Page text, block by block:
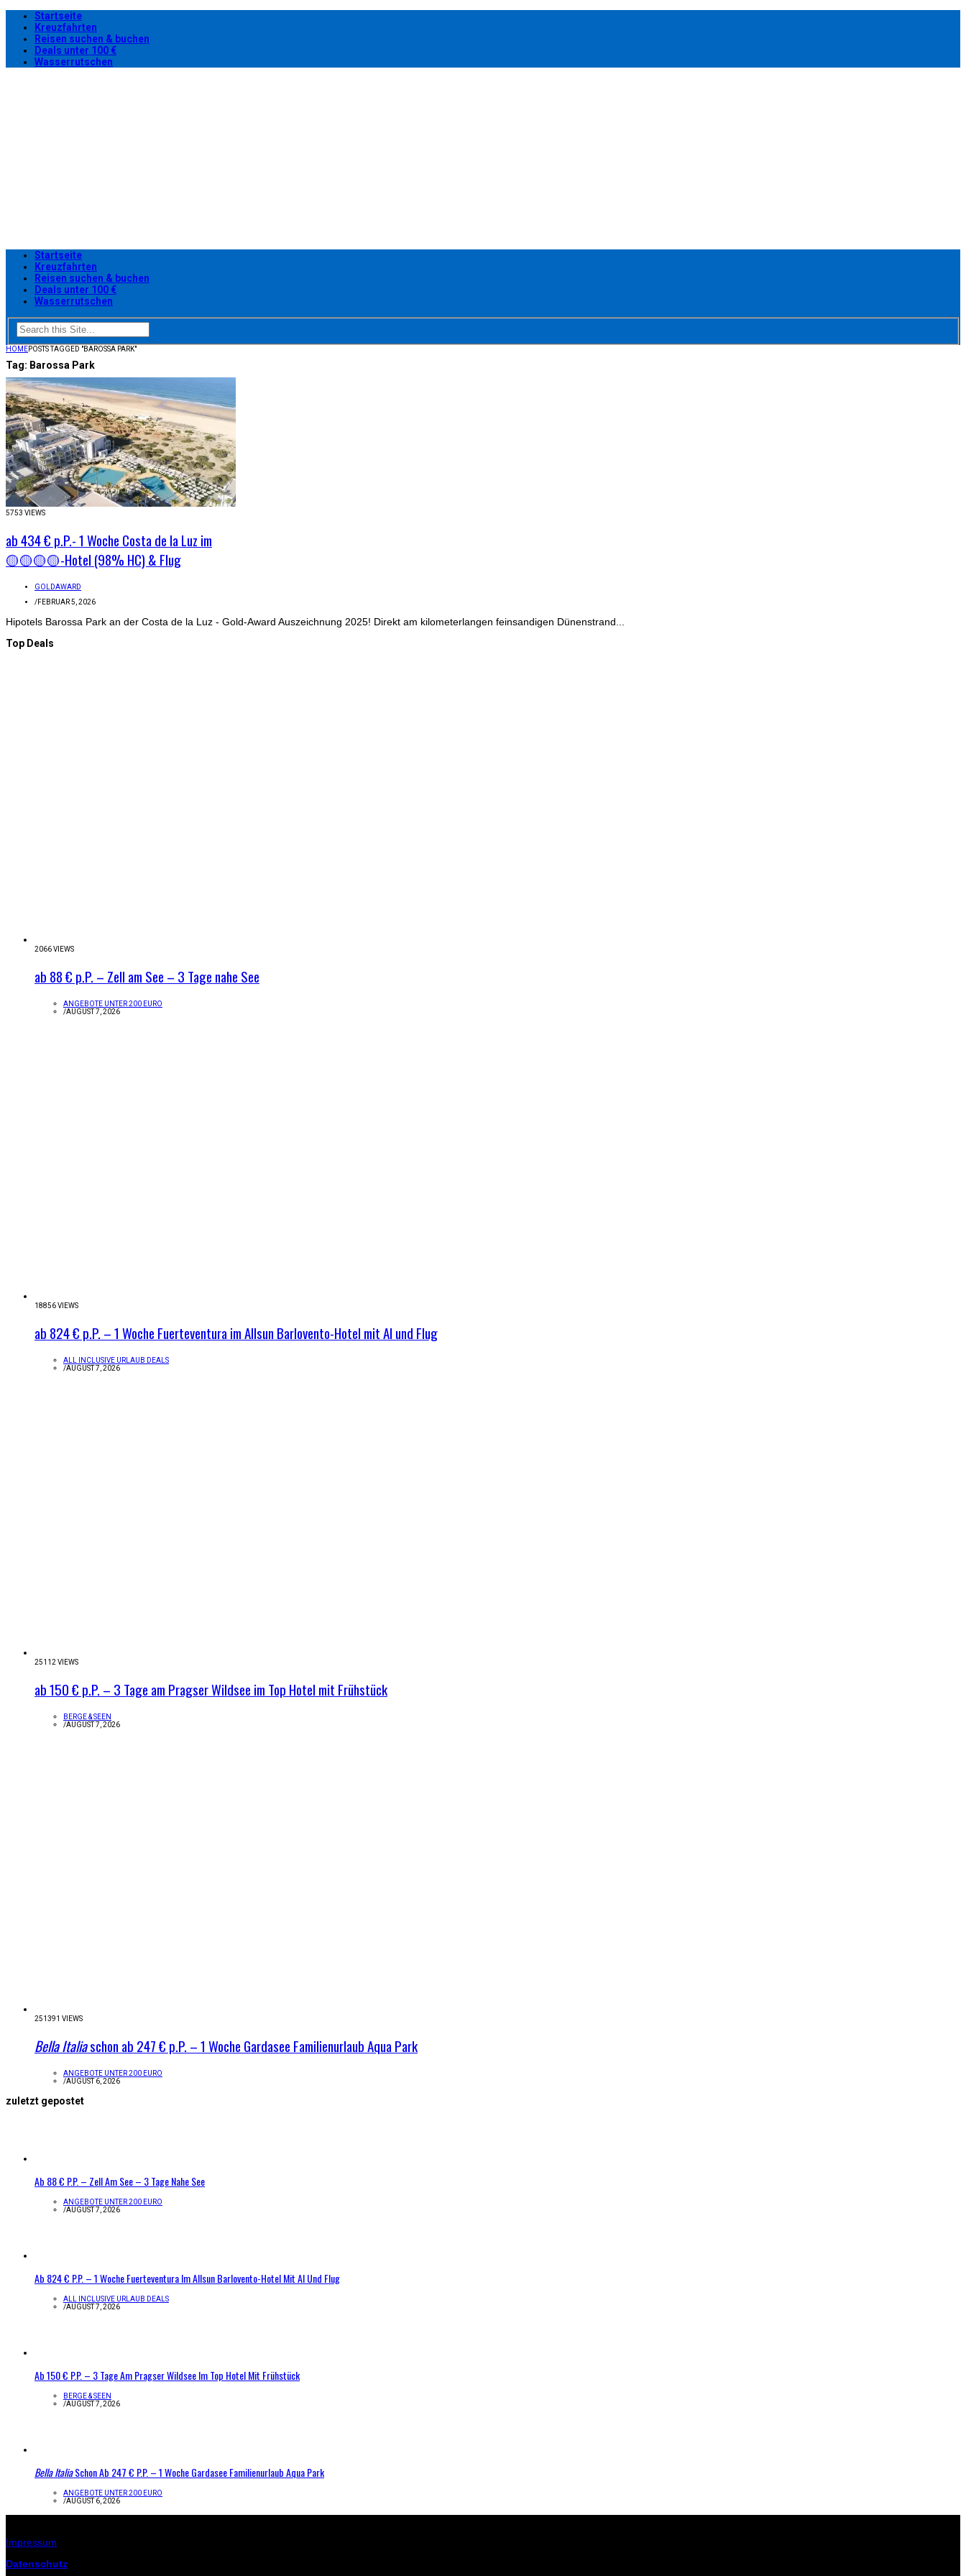
Startseite
Kreuzfahrten
Reisen suchen & buchen
Deals unter 100 €
Wasserrutschen
Startseite
Kreuzfahrten
Reisen suchen & buchen
Deals unter 100 €
Wasserrutschen
HOMEPOSTS TAGGED "BAROSSA PARK"
Tag: Barossa Park
5753 VIEWS
ab 434 € p.P.- 1 Woche Costa de la Luz im
🟡🟡🟡🟡-Hotel (98% HC) & Flug
GOLDAWARD
/FEBRUAR 5, 2026
Hipotels Barossa Park an der Costa de la Luz - Gold-Award Auszeichnung 2025! Direkt am kilometerlangen feinsandigen Dünenstrand...
Top Deals
2066 VIEWS
ab 88 € p.P. – Zell am See – 3 Tage nahe See
ANGEBOTE UNTER 200 EURO
/AUGUST 7, 2026
18856 VIEWS
ab 824 € p.P. – 1 Woche Fuerteventura im Allsun Barlovento-Hotel mit AI und Flug
ALL INCLUSIVE URLAUB DEALS
/AUGUST 7, 2026
25112 VIEWS
ab 150 € p.P. – 3 Tage am Pragser Wildsee im Top Hotel mit Frühstück
BERGE & SEEN
/AUGUST 7, 2026
251391 VIEWS
Bella Italiaschon ab 247 € p.P. – 1 Woche Gardasee Familienurlaub Aqua Park
ANGEBOTE UNTER 200 EURO
/AUGUST 6, 2026
zuletzt gepostet
Ab 88 € P.P. – Zell Am See – 3 Tage Nahe See
ANGEBOTE UNTER 200 EURO
/AUGUST 7, 2026
Ab 824 € P.P. – 1 Woche Fuerteventura Im Allsun Barlovento-Hotel Mit AI Und Flug
ALL INCLUSIVE URLAUB DEALS
/AUGUST 7, 2026
Ab 150 € P.P. – 3 Tage Am Pragser Wildsee Im Top Hotel Mit Frühstück
BERGE & SEEN
/AUGUST 7, 2026
Bella ItaliaSchon Ab 247 € P.P. – 1 Woche Gardasee Familienurlaub Aqua Park
ANGEBOTE UNTER 200 EURO
/AUGUST 6, 2026
Impressum
Datenschutz